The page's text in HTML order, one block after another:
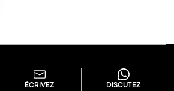
ÉCRIVEZ DISCUTEZ